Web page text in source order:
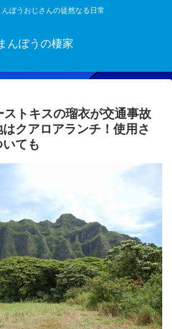
んぼうおじさんの徒然なる日常
んぼうの棲家
ストキスの瑠衣が交通事故
クアロアランチ！使用さ
ても